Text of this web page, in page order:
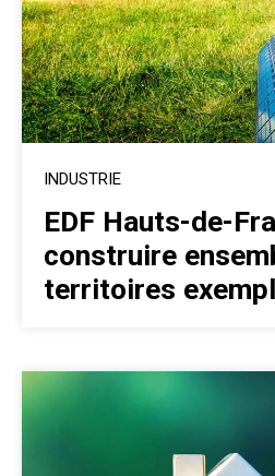
INDUSTRIE
EDF Hauts-de-
construire
territoires